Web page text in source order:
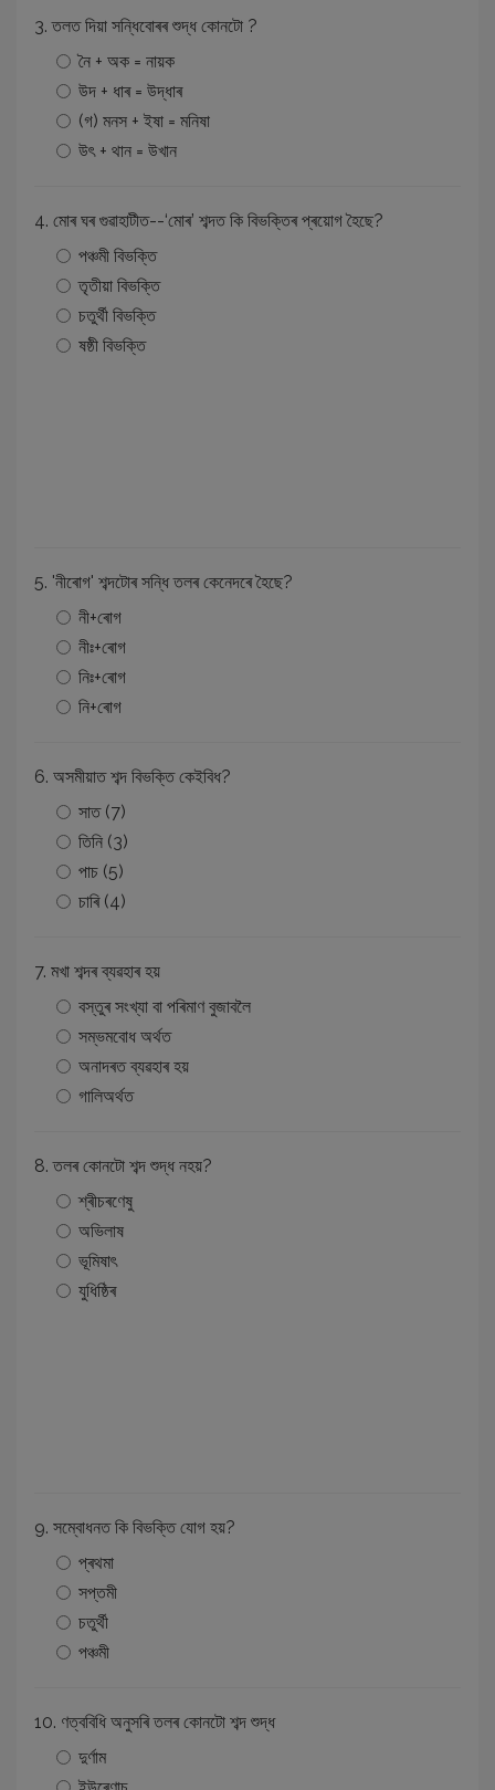
3. তলত দিয়া সন্ধিবোৰৰ শুদ্ধ কোনটো ?
নৈ + অক = নায়ক
উদ + ধাৰ = উদ্ধাৰ
(গ) মনস + ইষা = মনিষা
উৎ + থান = উখান
4. মোৰ ঘৰ গুৱাহাটীত--‘মোৰ’ শব্দত কি বিভক্তিৰ প্ৰয়োগ হৈছে?
পঞ্চমী বিভক্তি
তৃতীয়া বিভক্তি
চতুৰ্থী বিভক্তি
ষষ্ঠী বিভক্তি
5. 'নীৰোগ' শব্দটোৰ সন্ধি তলৰ কেনেদৰে হৈছে?
নী+ৰোগ
নীঃ+ৰোগ
নিঃ+ৰোগ
নি+ৰোগ
6. অসমীয়াত শব্দ বিভক্তি কেইবিধ?
সাত (7)
তিনি (3)
পাচ (5)
চাৰি (4)
7. মখা শব্দৰ ব্যৱহাৰ হয়
বস্তুৰ সংখ্যা বা পৰিমাণ বুজাবলৈ
সম্ভমবোধ অৰ্থত
অনাদৰত ব্যৱহাৰ হয়
গালিঅৰ্থত
8. তলৰ কোনটো শব্দ শুদ্ধ নহয়?
শ্ৰীচৰণেষু
অভিলাষ
ভূমিষাৎ
যুধিষ্ঠিৰ
9. সম্বোধনত কি বিভক্তি যোগ হয়?
প্ৰথমা
সপ্তমী
চতুৰ্থী
পঞ্চমী
10. ণত্ববিধি অনুসৰি তলৰ কোনটো শব্দ শুদ্ধ
দুৰ্ণাম